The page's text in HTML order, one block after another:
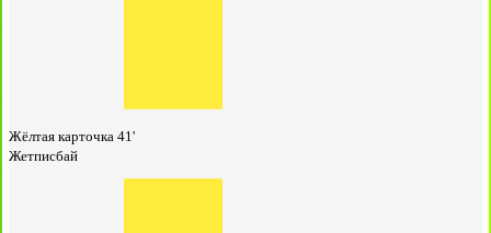
Жёлтая карточка 41'
Жетписбай